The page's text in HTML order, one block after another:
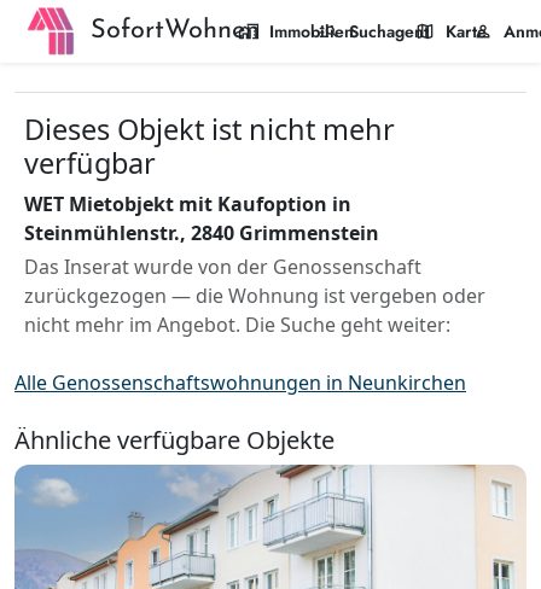
SofortWohnen
home_work Immobilien
manage_search Suchagent
map Karte
person
Dieses Objekt ist nicht mehr
verfügbar
WET Mietobjekt mit Kaufoption in
Steinmühlenstr., 2840 Grimmenstein
Das Inserat wurde von der Genossenschaft
zurückgezogen — die Wohnung ist vergeben oder
nicht mehr im Angebot. Die Suche geht weiter:
Alle Genossenschaftswohnungen in Neunkirchen
Ähnliche verfügbare Objekte